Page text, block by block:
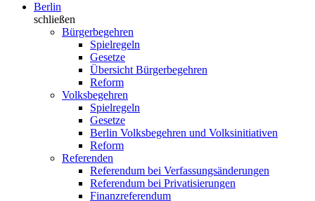
Berlin
schließen
Bürgerbegehren
Spielregeln
Gesetze
Übersicht Bürgerbegehren
Reform
Volksbegehren
Spielregeln
Gesetze
Berlin Volksbegehren und Volksinitiativen
Reform
Referenden
Referendum bei Verfassungsänderungen
Referendum bei Privatisierungen
Finanzreferendum